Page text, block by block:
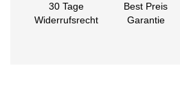
30 Tage
Widerrufsrecht
Best Preis
Garantie